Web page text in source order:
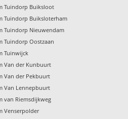
Tuindorp Buiksloot
Tuindorp Buiksloterham
Tuindorp Nieuwendam
Tuindorp Oostzaan
Tuinwijck
Van der Kunbuurt
Van der Pekbuurt
Van Lennepbuurt
van Riemsdijkweg
Venserpolder